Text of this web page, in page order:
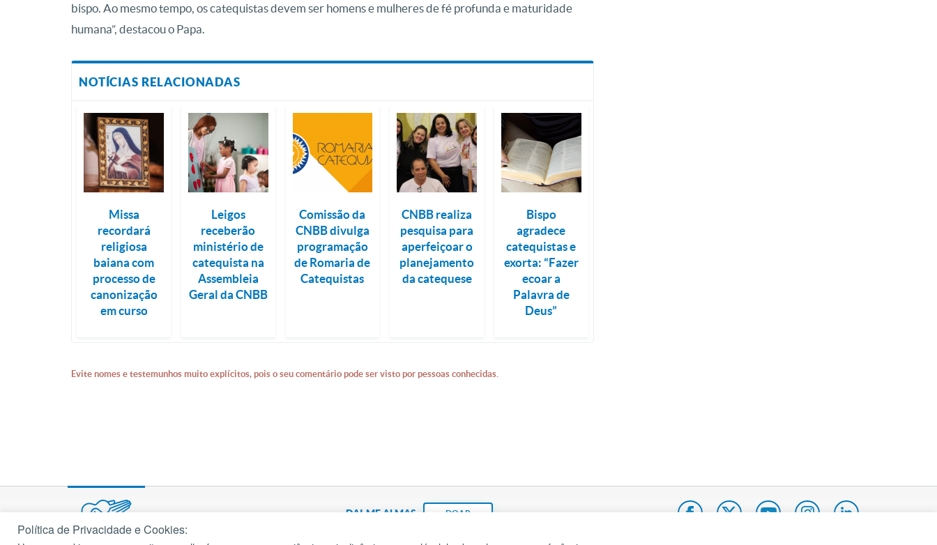
bispo. Ao mesmo tempo, os catequistas devem ser homens e mulheres de fé profunda e maturidade
humana”, destacou o Papa.
NOTÍCIAS RELACIONADAS
Missa
recordará
religiosa
baiana com
processo de
canonização
em curso
Leigos
receberão
ministério de
catequista na
Assembleia
Geral da CNBB
Comissão da
CNBB divulga
programação
de Romaria de
Catequistas
CNBB realiza
pesquisa para
aperfeiçoar o
planejamento
da catequese
Bispo
agradece
catequistas e
exorta: “Fazer
ecoar a
Palavra de
Deus”
Evite nomes e testemunhos muito explícitos, pois o seu comentário pode ser visto por pessoas conhecidas.
DAI-ME ALMAS DOAR
Política de Privacidade e Cookies: